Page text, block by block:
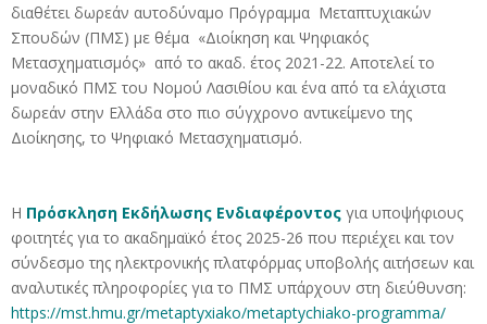
διαθέτει δωρεάν αυτοδύναμο Πρόγραμμα Μεταπτυχιακών
Σπουδών (ΠΜΣ) με θέμα «Διοίκηση και Ψηφιακός
Μετασχηματισμός» από το ακαδ. έτος 2021-22. Αποτελεί το
μοναδικό ΠΜΣ του Νομού Λασιθίου και ένα από τα ελάχιστα
δωρεάν στην Ελλάδα στο πιο σύγχρονο αντικείμενο της
Διοίκησης, το Ψηφιακό Μετασχηματισμό.
Η Πρόσκληση Εκδήλωσης Ενδιαφέροντος για υποψήφιους
φοιτητές για το ακαδημαϊκό έτος 2025-26 που περιέχει και τον
σύνδεσμο της ηλεκτρονικής πλατφόρμας υποβολής αιτήσεων και
αναλυτικές πληροφορίες για το ΠΜΣ υπάρχουν στη διεύθυνση:
https://mst.hmu.gr/metaptyxiako/metaptychiako-programma/